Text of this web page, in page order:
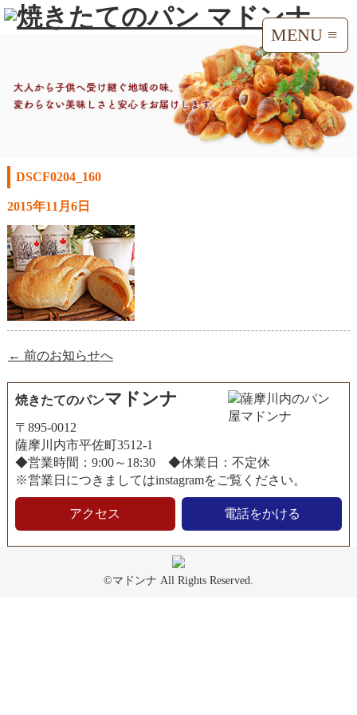
MENU ≡
DSCF0204_160
2015年11月6日
← 前のお知らせへ
焼きたてのパンマドンナ
〒895-0012
薩摩川内市平佐町3512-1
◆営業時間：9:00～18:30 ◆休業日：不定休
※営業日につきましてはinstagramをご覧ください。
アクセス 電話をかける
©マドンナ All Rights Reserved.